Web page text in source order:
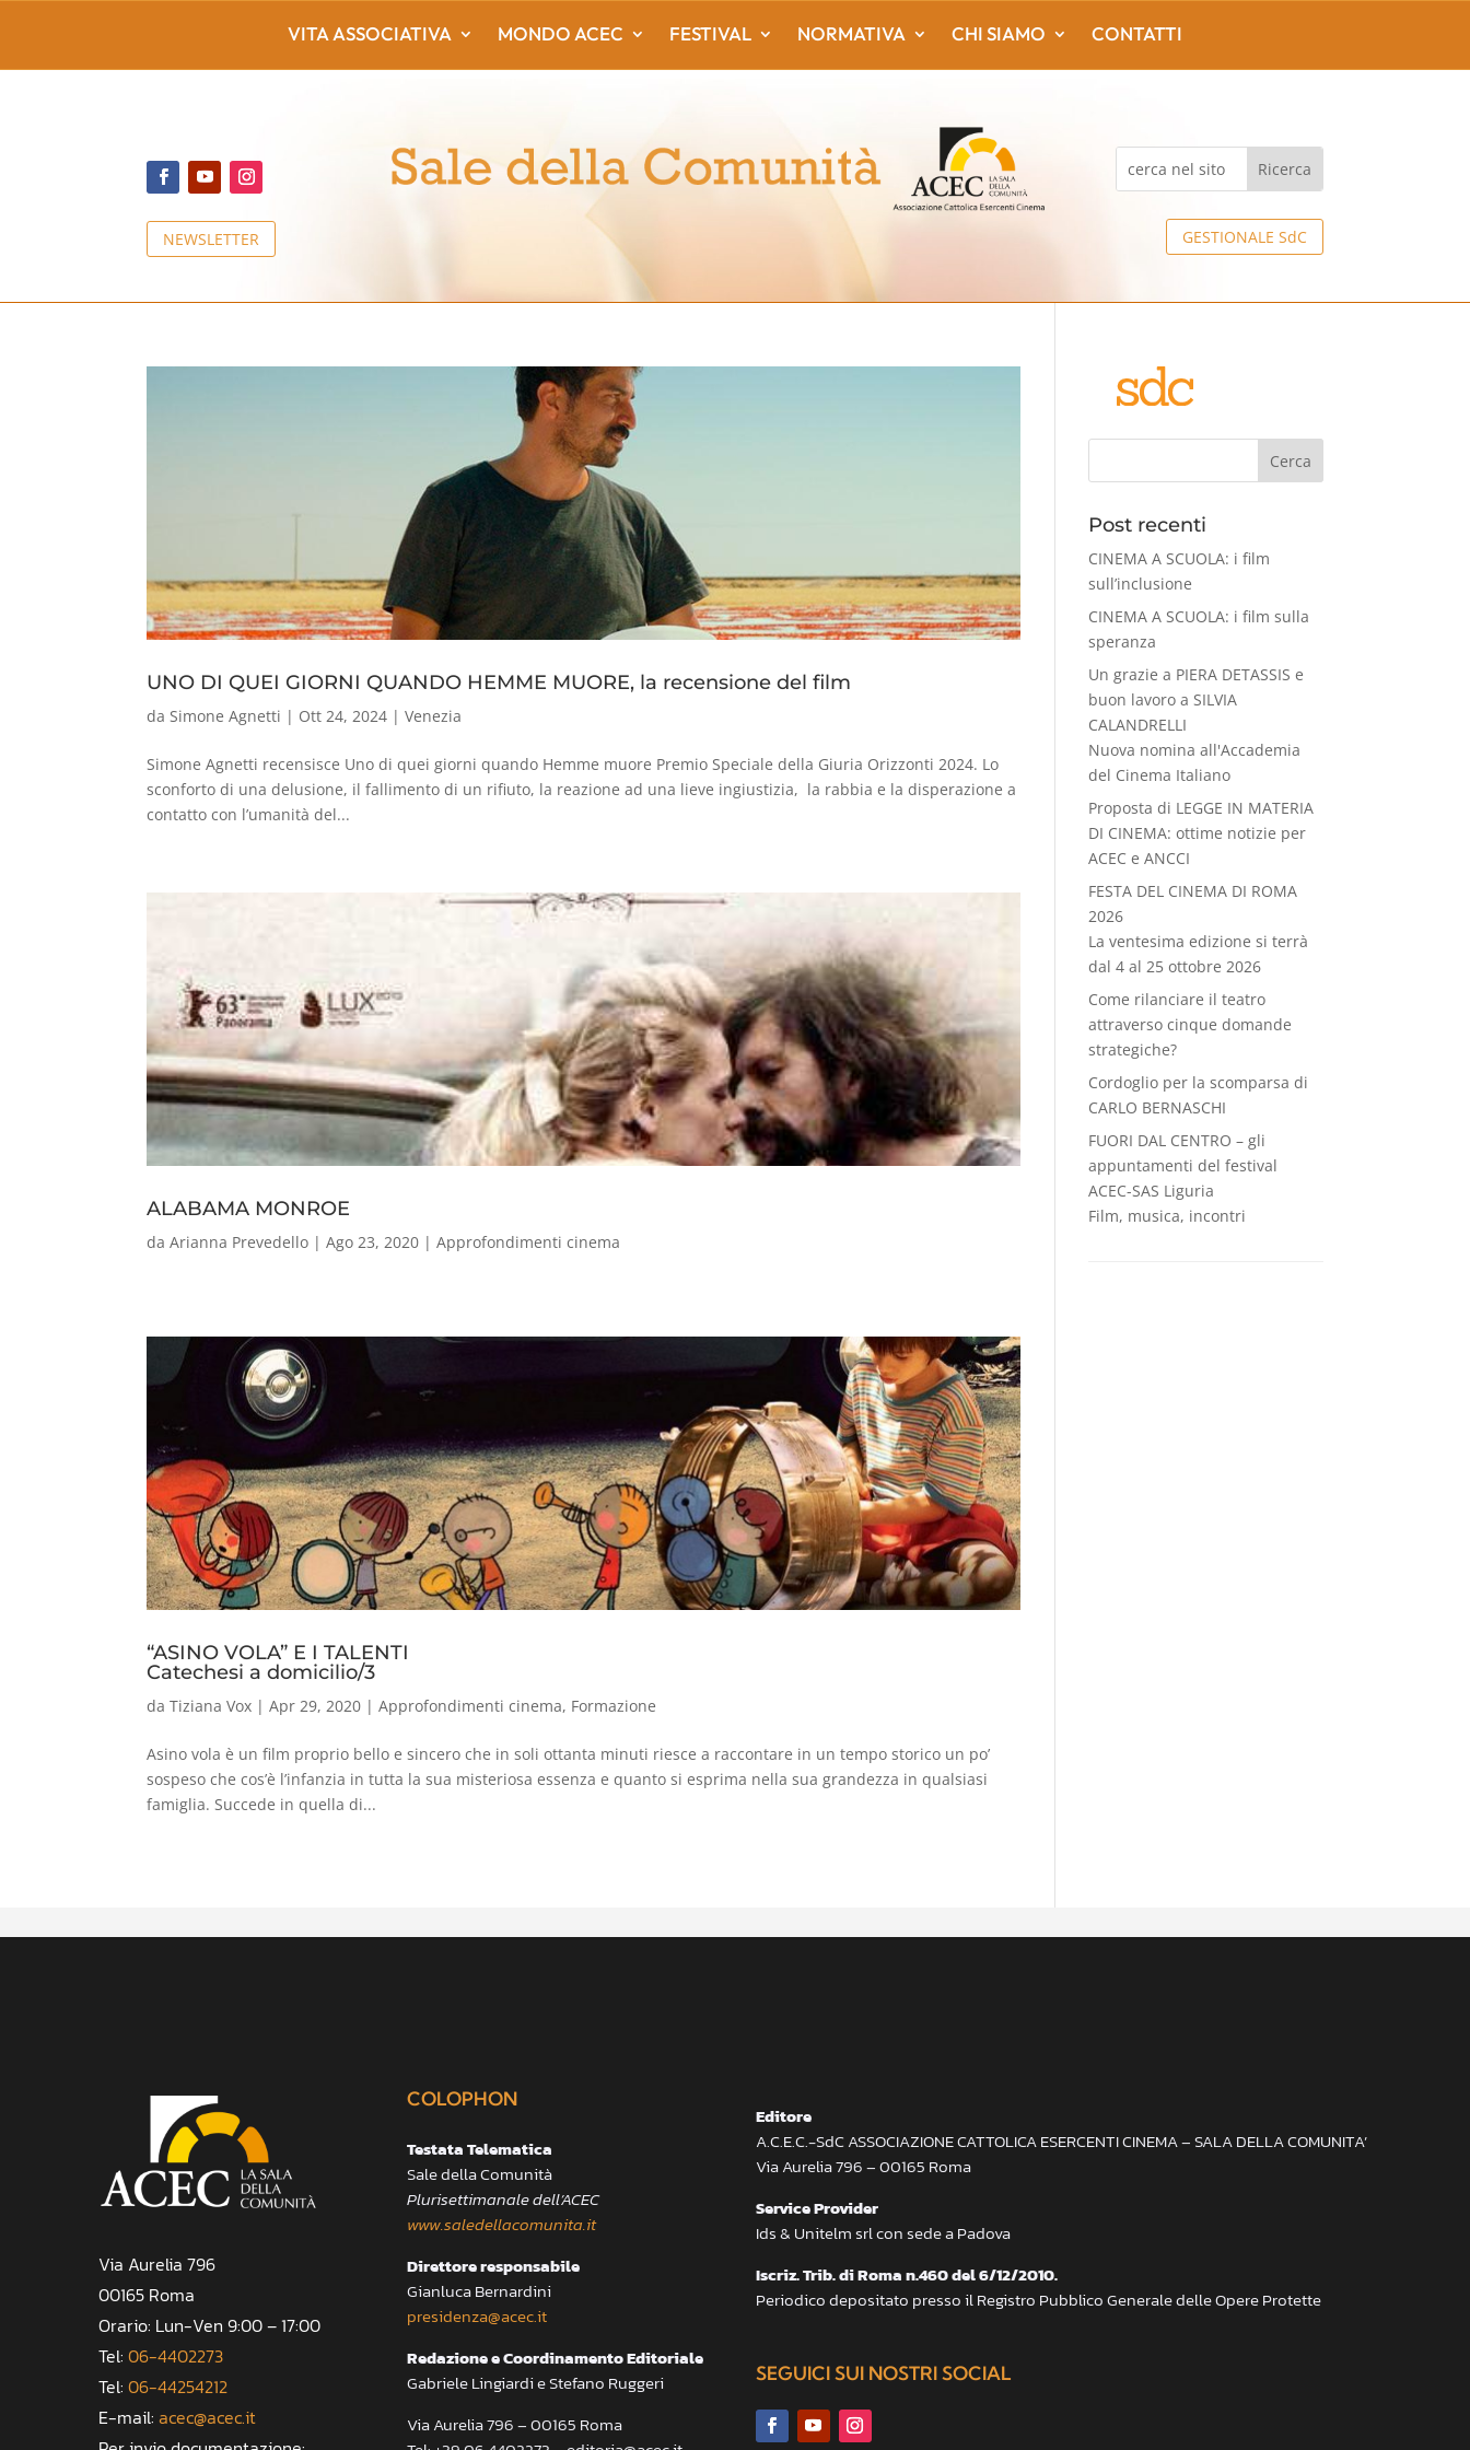
NEWSLETTER GESTIONALE SdC
VITA ASSOCIATIVA MONDO ACEC FESTIVAL NORMATIVA CHI SIAMO CONTATTI
UNO DI QUEI GIORNI QUANDO HEMME MUORE, la recensione del film
da Simone Agnetti | Ott 24, 2024 |Venezia
Simone Agnetti recensisce Uno di quei giorni quando Hemme muore Premio Speciale della Giuria Orizzonti 2024. Lo
sconforto di una delusione, il fallimento di un rifiuto, la reazione ad una lieve ingiustizia, la rabbia e la disperazione a
contatto con l’umanità del...
ALABAMA MONROE
daArianna Prevedello |Ago 23, 2020 |Approfondimenti cinema
“ASINO VOLA” E I TALENTI
Catechesi a domicilio/3
daTiziana Vox |Apr 29, 2020 |Approfondimenti cinema, Formazione
Asino vola è un film proprio bello e sincero che in soli ottanta minuti riesce a raccontare in un tempo storico un po’
sospeso che cos’è l’infanzia in tutta la sua misteriosa essenza e quanto si esprima nella sua grandezza in qualsiasi
famiglia. Succede in quella di...
Cerca
Post recenti
CINEMA A SCUOLA: i film
sull’inclusione
CINEMA A SCUOLA: i film sulla
speranza
Un grazie a PIERA DETASSIS e
buon lavoro a SILVIA
CALANDRELLI
Nuova nomina all'Accademia
del Cinema Italiano
Proposta di LEGGE IN MATERIA
DI CINEMA: ottime notizie per
ACEC e ANCCI
FESTA DEL CINEMA DI ROMA
2026
La ventesima edizione si terrà
dal 4 al 25 ottobre 2026
Come rilanciare il teatro
attraverso cinque domande
strategiche?
Cordoglio per la scomparsa di
CARLO BERNASCHI
FUORI DAL CENTRO – gli
appuntamenti del festival
ACEC-SAS Liguria
Film, musica, incontri
Via Aurelia 796
00165 Roma
Orario: Lun-Ven 9:00 – 17:00
Tel: 06-4402273
Tel: 06-44254212
E-mail: acec@acec.it
COLOPHON
Testata Telematica
Sale della Comunità
Plurisettimanale dell’ACEC
www.saledellacomunita.it
Direttore responsabile
Gianluca Bernardini
presidenza@acec.it
Redazione e Coordinamento Editoriale
Gabriele Lingiardi e Stefano Ruggeri
Via Aurelia 796 – 00165 Roma
Editore
A.C.E.C.-SdC ASSOCIAZIONE CATTOLICA ESERCENTI CINEMA – SALA DELLA COMUNITA’
Via Aurelia 796 – 00165 Roma
Service Provider
Ids & Unitelm srl con sede a Padova
Iscriz. Trib. di Roma n.460 del 6/12/2010.
Periodico depositato presso il Registro Pubblico Generale delle Opere Protette
SEGUICI SUI NOSTRI SOCIAL